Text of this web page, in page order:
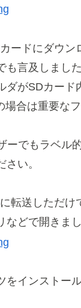
ードにダウン
も言及しまし
ダがSDカード
場合は重要な
ーでもラベル
い。
転送しただけ
などで開きまし
をインストー